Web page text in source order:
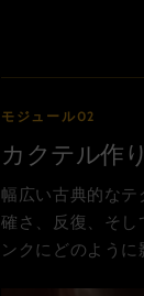
モジュール02
カクテル作
幅広い古典的なテ
確さ、反復、そし
ンクにどのように